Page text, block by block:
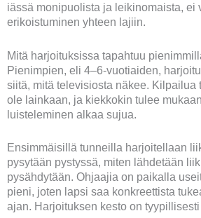
iässä monipuolista ja leikinomaista, ei
erikoistuminen yhteen lajiin.
Mitä harjoituksissa tapahtuu
Pienimpien, eli 4–6-vuotiaiden,
siitä, mitä televisiosta näkee. Kilpailua
ole lainkaan, ja kiekkokin tulee
luisteleminen alkaa sujua.
Ensimmäisillä tunneilla harjoitellaan
pysytään pystyssä, miten lähdetään
pysähdytään. Ohjaajia on paikalla
pieni, joten lapsi saa konkreettista
ajan. Harjoituksen kesto on